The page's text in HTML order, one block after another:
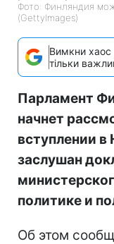
Фото: Финляндия
(GettyImages)
Вимкни
тільки
Парламент
начнет
вступлении
заслушан
политике и
Об этом